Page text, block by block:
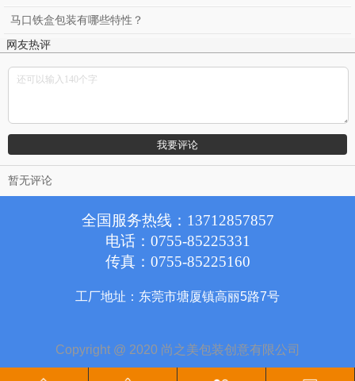
马口铁盒包装有哪些特性？
网友热评
暂无评论
全国服务热线： 13712857857
电话： 0755-85225331
传真： 0755-85225160
工厂地址：东莞市塘厦镇高丽5路7号
Copyright @ 2020 尚之美包装创意有限公司